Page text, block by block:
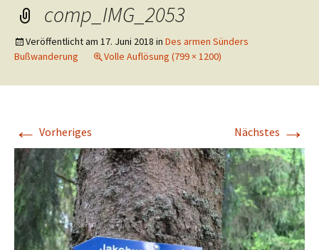
comp_IMG_2053
Veröffentlicht am 17. Juni 2018 in Des armen Sünders
Bußwanderung
Volle Auflösung (799 × 1200)
← Vorheriges Nächstes →